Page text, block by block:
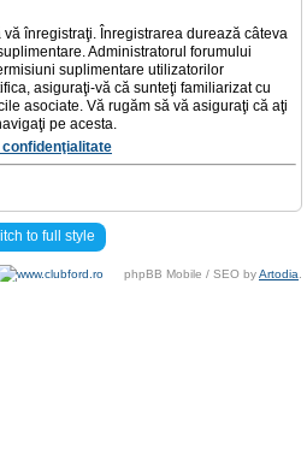
înregistraţi. Înregistrarea durează câteva
Administratorul forumului
suplimentare utilizatorilor
asiguraţi-vă că sunteţi familiarizat cu
asociate. Vă rugăm să vă asiguraţi că aţi
pe acesta.
confidenţialitate
to full style
phpBB Mobile / SEO byArtodia